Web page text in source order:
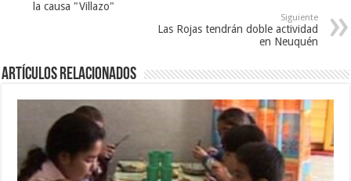
la causa "Villazo"
Siguiente
Las Rojas tendrán doble actividad
en Neuquén
Artículos Relacionados